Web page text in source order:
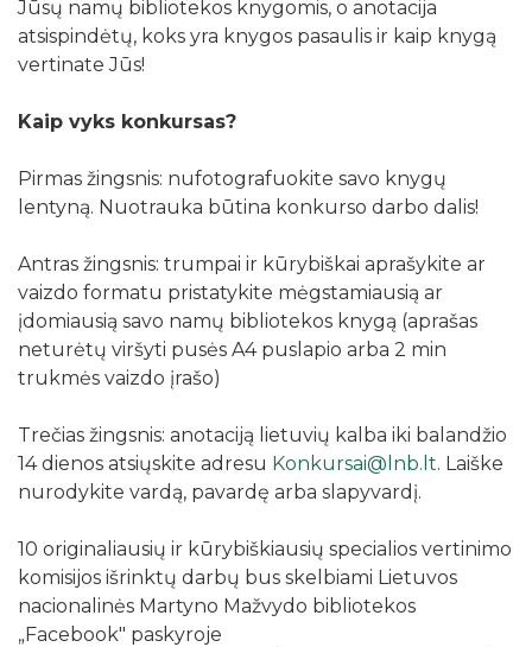
Jūsų namų bibliotekos knygomis, o anotacija
atsispindėtų, koks yra knygos pasaulis ir kaip knygą
vertinate Jūs!
Kaip vyks konkursas?
Pirmas žingsnis: nufotografuokite savo knygų
lentyną. Nuotrauka būtina konkurso darbo dalis!
Antras žingsnis: trumpai ir kūrybiškai aprašykite ar
vaizdo formatu pristatykite mėgstamiausią ar
įdomiausią savo namų bibliotekos knygą (aprašas
neturėtų viršyti pusės A4 puslapio arba 2 min
trukmės vaizdo įrašo)
Trečias žingsnis: anotaciją lietuvių kalba iki balandžio
14 dienos atsiųskite adresu Konkursai@lnb.lt. Laiške
nurodykite vardą, pavardę arba slapyvardį.
10 originaliausių ir kūrybiškiausių specialios vertinimo
komisijos išrinktų darbų bus skelbiami Lietuvos
nacionalinės Martyno Mažvydo bibliotekos
„Facebook" paskyroje